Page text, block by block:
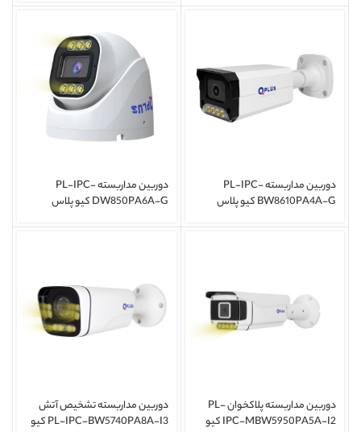
دوربین مداربسته PL-IPC-
BW8610PA4A-G کیو پلاس
دوربین مداربسته PL-IPC-
DW850PA6A-G کیو پلاس
دوربین مداربسته پلاکخوان PL-
IPC-MBW5950PA5A-I2 کیو
دوربین مداربسته تشخیص آتش
PL-IPC-BW5740PA8A-I3 کیو